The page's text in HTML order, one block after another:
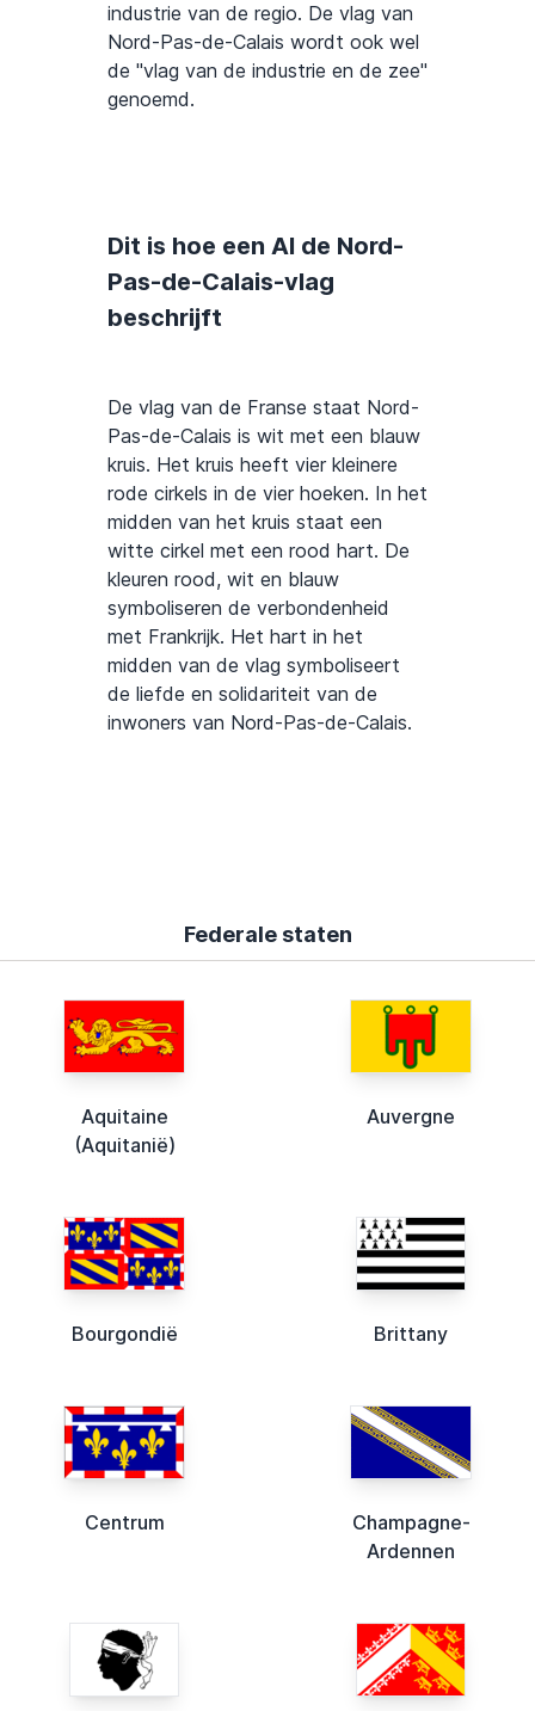
industrie van de regio. De vlag van
Nord-Pas-de-Calais wordt ook wel
de "vlag van de industrie en de zee"
genoemd.
Dit is hoe een AI de Nord-
Pas-de-Calais-vlag
beschrijft
De vlag van de Franse staat Nord-
Pas-de-Calais is wit met een blauw
kruis. Het kruis heeft vier kleinere
rode cirkels in de vier hoeken. In het
midden van het kruis staat een
witte cirkel met een rood hart. De
kleuren rood, wit en blauw
symboliseren de verbondenheid
met Frankrijk. Het hart in het
midden van de vlag symboliseert
de liefde en solidariteit van de
inwoners van Nord-Pas-de-Calais.
Federale staten
Aquitaine
(Aquitanië)
Auvergne
Bourgondië Brittany
Centrum
Champagne-
Ardennen